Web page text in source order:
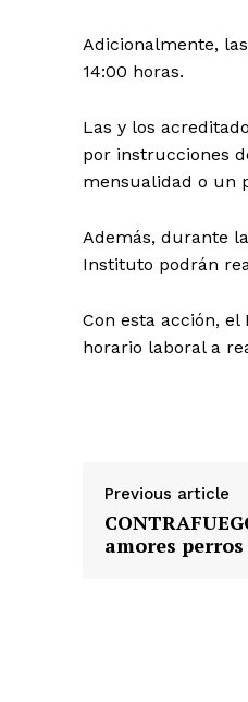
Adicionalmente,
14:00 horas.
Las y los
por instrucciones
mensualidad o un
Además, durante
Instituto podrán
Con esta acción,
horario laboral a
Previous article
amores perros